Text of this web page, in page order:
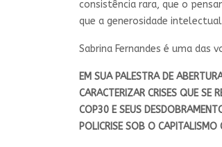
consistência rara, que o
que a generosidade
Sabrina Fernandes é uma
EM SUA PALESTRA DE
CARACTERIZAR CRISES QUE SE
COP30 E SEUS
POLICRISE SOB O CAPITALISMO